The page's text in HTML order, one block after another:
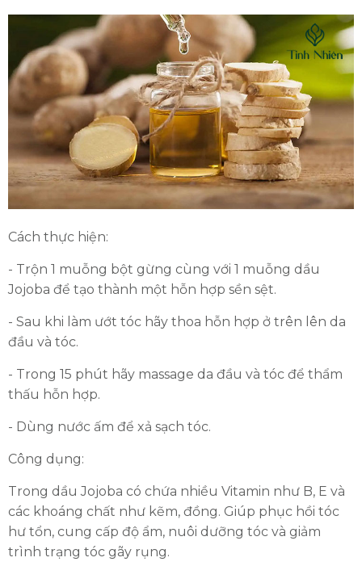
Cách thực hiện:
- Trộn 1 muỗng bột gừng cùng với 1 muỗng dầu
Jojoba để tạo thành một hỗn hợp sền sệt.
- Sau khi làm ướt tóc hãy thoa hỗn hợp ở trên lên da
đầu và tóc.
- Trong 15 phút hãy massage da đầu và tóc để thẩm
thấu hỗn hợp.
- Dùng nước ấm để xả sạch tóc.
Công dụng:
Trong dầu Jojoba có chứa nhiều Vitamin như B, E và
các khoáng chất như kẽm, đồng. Giúp phục hồi tóc
hư tổn, cung cấp độ ẩm, nuôi dưỡng tóc và giảm
trình trạng tóc gãy rụng.